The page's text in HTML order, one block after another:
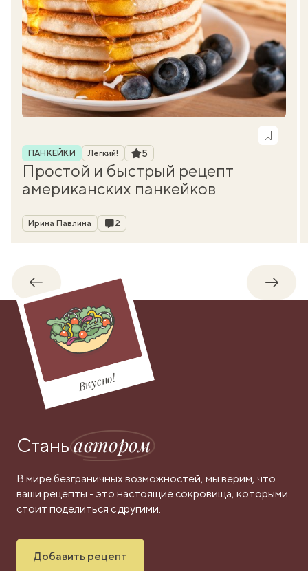
Рубрика
ПАНКЕЙКИ Легкий! Рейтинг
5
Простой и быстрый рецепт
американских панкейков
Автор
Ирина Павлина Комментарии
2
Обратно
Вкусно!
Станьавтором
В мире безграничных возможностей, мы верим, что
ваши рецепты - это настоящие сокровища, которыми
стоит поделиться с другими.
Добавить рецепт